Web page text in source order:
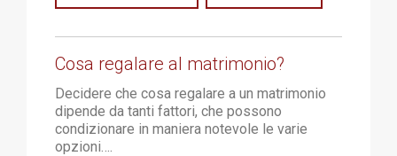
Cosa regalare al matrimonio?
Decidere che cosa regalare a un matrimonio
dipende da tanti fattori, che possono
condizionare in maniera notevole le varie
opzioni….